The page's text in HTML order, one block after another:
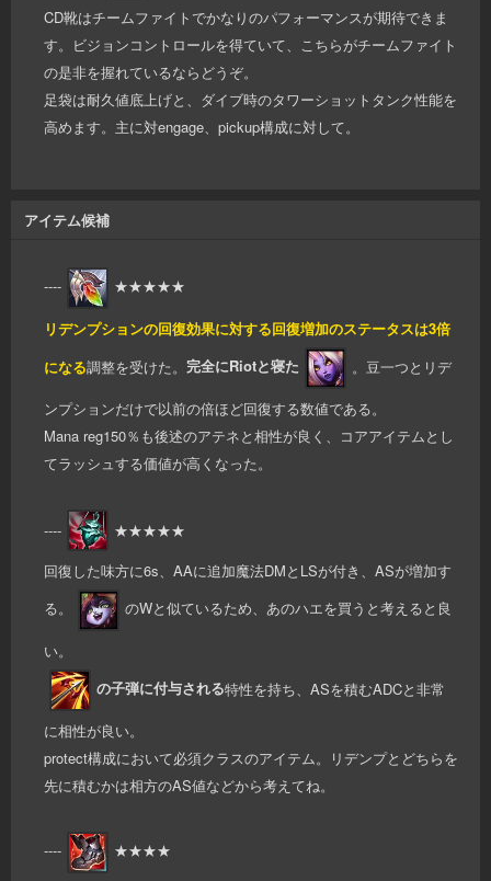
CD靴はチームファイトでかなりのパフォーマンスが期待できま
す。ビジョンコントロールを得ていて、こちらがチームファイト
の是非を握れているならどうぞ。
足袋は耐久値底上げと、ダイブ時のタワーショットタンク性能を
高めます。主に対engage、pickup構成に対して。
アイテム候補
---- ★★★★★
リデンプションの回復効果に対する回復増加のステータスは3倍
になる調整を受けた。 完全にRiotと寝た 。豆一つとリデ
ンプションだけで以前の倍ほど回復する数値である。
Mana reg150％も後述のアテネと相性が良く、コアアイテムとし
てラッシュする価値が高くなった。
----
★★★★★
回復した味方に6s、AAに追加魔法DMとLSが付き、ASが増加す
る。
のWと似ているため、あのハエを買うと考えると良
い。
の子弾に付与される特性を持ち、ASを積むADCと非常
に相性が良い。
protect構成において必須クラスのアイテム。リデンプとどちらを
先に積むかは相方のAS値などから考えてね。
---- ★★★★